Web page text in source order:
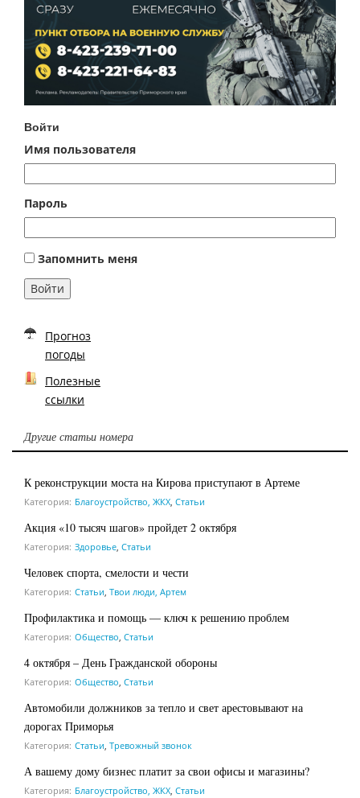
Войти
Имя пользователя
Пароль
Запомнить меня
Войти
Прогноз
погоды
Полезные
ссылки
Другие статьи номера
К реконструкции моста на Кирова приступают в Артеме
Категория: Благоустройство, ЖКХ, Статьи
Акция «10 тысяч шагов» пройдет 2 октября
Категория: Здоровье, Статьи
Человек спорта, смелости и чести
Категория: Статьи, Твои люди, Артем
Профилактика и помощь — ключ к решению проблем
Категория: Общество, Статьи
4 октября – День Гражданской обороны
Категория: Общество, Статьи
Автомобили должников за тепло и свет арестовывают на
дорогах Приморья
Категория: Статьи, Тревожный звонок
А вашему дому бизнес платит за свои офисы и магазины?
Категория: Благоустройство, ЖКХ, Статьи